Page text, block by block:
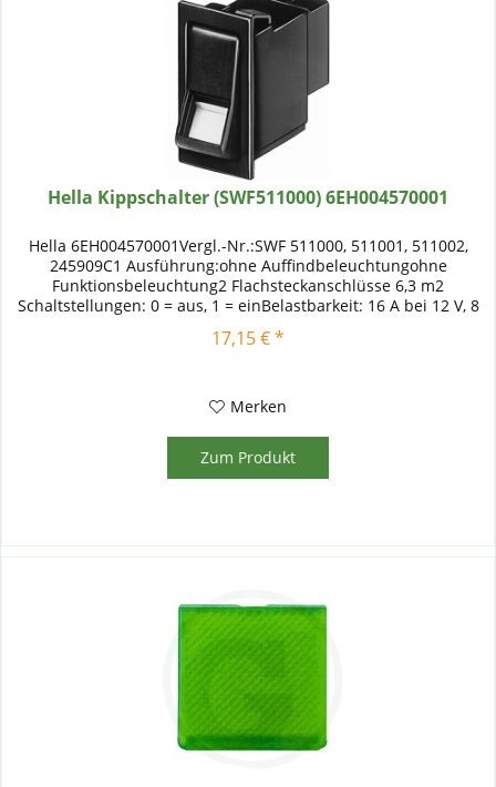
Hella Kippschalter (SWF511000) 6EH004570001
Hella 6EH004570001Vergl.-Nr.:SWF 511000, 511001, 511002,
245909C1 Ausführung:ohne Auffindbeleuchtungohne
Funktionsbeleuchtung2 Flachsteckanschlüsse 6,3 m2
Schaltstellungen: 0 = aus, 1 = einBelastbarkeit: 16 A bei 12 V, 8
A bei 24 V
17,15 € *
Merken
Zum Produkt